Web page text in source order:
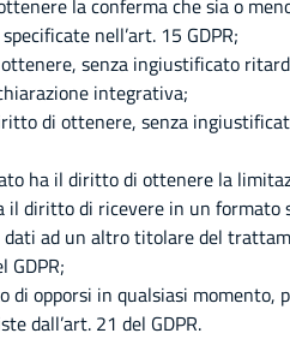
la conferma che sia o
nell’art. 15 GDPR;
senza ingiustificato
integrativa;
di ottenere, senza
ha il diritto di ottenere la
il diritto di ricevere in un
ad un altro titolare del
GDPR;
di opporsi in qualsiasi
dall’art. 21 del GDPR.